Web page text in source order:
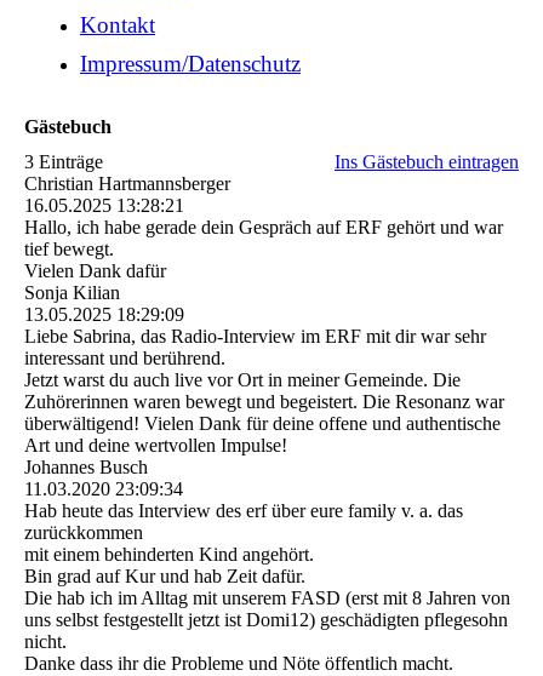
Kontakt
Impressum/Datenschutz
Gästebuch
3 Einträge
Ins Gästebuch eintragen
Christian Hartmannsberger
16.05.2025 13:28:21
Hallo, ich habe gerade dein Gespräch auf ERF gehört und war
tief bewegt.
Vielen Dank dafür
Sonja Kilian
13.05.2025 18:29:09
Liebe Sabrina, das Radio-Interview im ERF mit dir war sehr
interessant und berührend.
Jetzt warst du auch live vor Ort in meiner Gemeinde. Die
Zuhörerinnen waren bewegt und begeistert. Die Resonanz war
überwältigend! Vielen Dank für deine offene und authentische
Art und deine wertvollen Impulse!
Johannes Busch
11.03.2020 23:09:34
Hab heute das Interview des erf über eure family v. a. das
zurückkommen
mit einem behinderten Kind angehört.
Bin grad auf Kur und hab Zeit dafür.
Die hab ich im Alltag mit unserem FASD (erst mit 8 Jahren von
uns selbst festgestellt jetzt ist Domi12) geschädigten pflegesohn
nicht.
Danke dass ihr die Probleme und Nöte öffentlich macht.